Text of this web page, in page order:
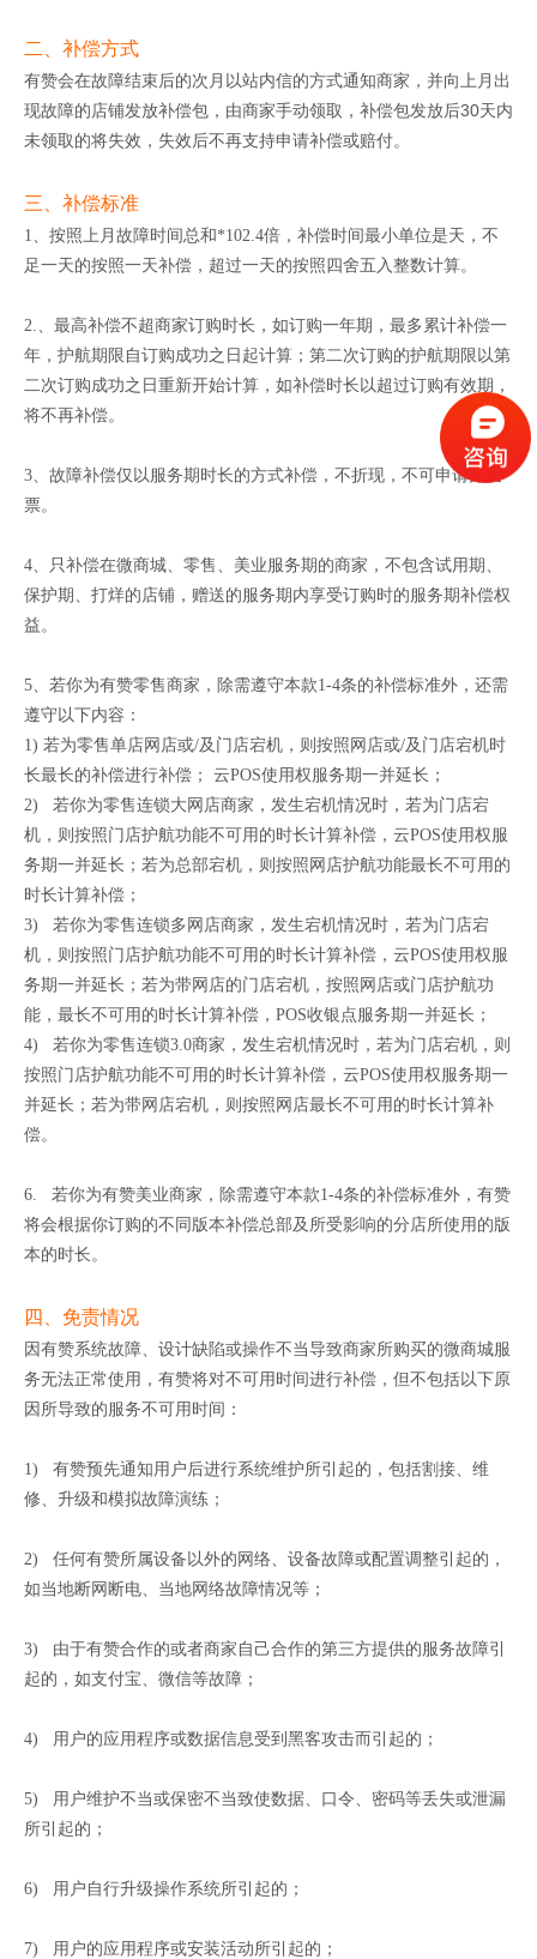
二、补偿方式
有赞会在故障结束后的次月以站内信的方式通知商家，并向上月出
现故障的店铺发放补偿包，由商家手动领取，补偿包发放后30天内
未领取的将失效，失效后不再支持申请补偿或赔付。
三、补偿标准
1、按照上月故障时间总和*102.4倍，补偿时间最小单位是天，不
足一天的按照一天补偿，超过一天的按照四舍五入整数计算。
2.、最高补偿不超商家订购时长，如订购一年期，最多累计补偿一
年，护航期限自订购成功之日起计算；第二次订购的护航期限以第
二次订购成功之日重新开始计算，如补偿时长以超过订购有效期，
将不再补偿。
3、故障补偿仅以服务期时长的方式补偿，不折现，不可申请开发
票。
4、只补偿在微商城、零售、美业服务期的商家，不包含试用期、
保护期、打烊的店铺，赠送的服务期内享受订购时的服务期补偿权
益。
5、若你为有赞零售商家，除需遵守本款1-4条的补偿标准外，还需
遵守以下内容：
1) 若为零售单店网店或/及门店宕机，则按照网店或/及门店宕机时
长最长的补偿进行补偿； 云POS使用权服务期一并延长；
2) 若你为零售连锁大网店商家，发生宕机情况时，若为门店宕
机，则按照门店护航功能不可用的时长计算补偿，云POS使用权服
务期一并延长；若为总部宕机，则按照网店护航功能最长不可用的
时长计算补偿；
3) 若你为零售连锁多网店商家，发生宕机情况时，若为门店宕
机，则按照门店护航功能不可用的时长计算补偿，云POS使用权服
务期一并延长；若为带网店的门店宕机，按照网店或门店护航功
能，最长不可用的时长计算补偿，POS收银点服务期一并延长；
4) 若你为零售连锁3.0商家，发生宕机情况时，若为门店宕机，则
按照门店护航功能不可用的时长计算补偿，云POS使用权服务期一
并延长；若为带网店宕机，则按照网店最长不可用的时长计算补
偿。
6. 若你为有赞美业商家，除需遵守本款1-4条的补偿标准外，有赞
将会根据你订购的不同版本补偿总部及所受影响的分店所使用的版
本的时长。
四、免责情况
因有赞系统故障、设计缺陷或操作不当导致商家所购买的微商城服
务无法正常使用，有赞将对不可用时间进行补偿，但不包括以下原
因所导致的服务不可用时间：
1) 有赞预先通知用户后进行系统维护所引起的，包括割接、维
修、升级和模拟故障演练；
2) 任何有赞所属设备以外的网络、设备故障或配置调整引起的，
如当地断网断电、当地网络故障情况等；
3) 由于有赞合作的或者商家自己合作的第三方提供的服务故障引
起的，如支付宝、微信等故障；
4) 用户的应用程序或数据信息受到黑客攻击而引起的；
5) 用户维护不当或保密不当致使数据、口令、密码等丢失或泄漏
所引起的；
6) 用户自行升级操作系统所引起的；
7) 用户的应用程序或安装活动所引起的；